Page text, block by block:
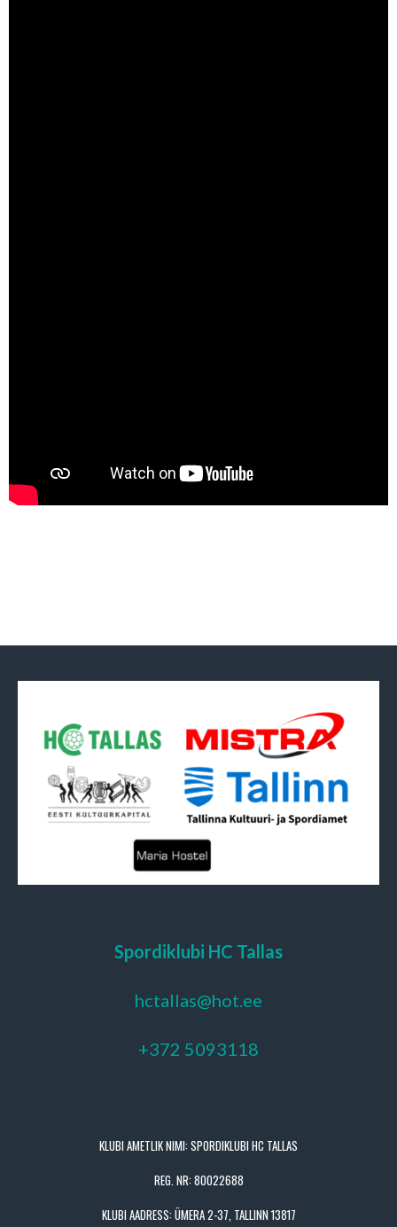
Spordiklubi HC Tallas
hctallas@hot.ee
+372 5093118
KLUBI AMETLIK NIMI: SPORDIKLUBI HC TALLAS
REG. NR: 80022688
KLUBI AADRESS: ÜMERA 2-37, TALLINN 13817